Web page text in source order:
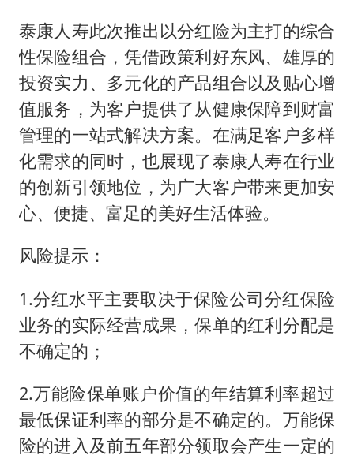
泰康人寿此次推出以分红险为主打的综合
性保险组合，凭借政策利好东风、雄厚的
投资实力、多元化的产品组合以及贴心增
值服务，为客户提供了从健康保障到财富
管理的一站式解决方案。在满足客户多样
化需求的同时，也展现了泰康人寿在行业
的创新引领地位，为广大客户带来更加安
心、便捷、富足的美好生活体验。
风险提示：
1.分红水平主要取决于保险公司分红保险
业务的实际经营成果，保单的红利分配是
不确定的；
2.万能险保单账户价值的年结算利率超过
最低保证利率的部分是不确定的。万能保
险的进入及前五年部分领取会产生一定的